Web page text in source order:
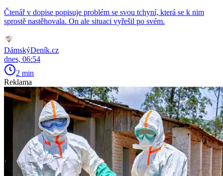
Čtenář v dopise popisuje problém se svou tchyní, která se k nim
sprostě nastěhovala. On ale situaci vyřešil po svém.
DámskýDeník.cz
dnes, 06:54
2 min
Reklama